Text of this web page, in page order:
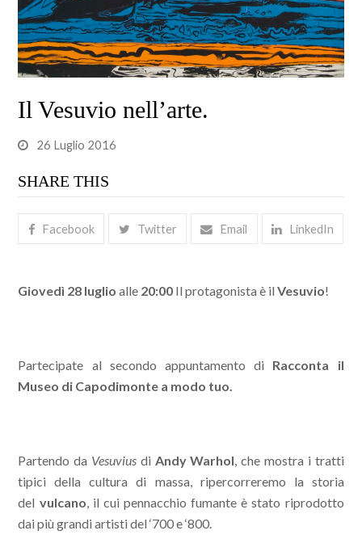
Il Vesuvio nell’arte.
26 Luglio 2016
SHARE THIS
Facebook Twitter Email LinkedIn
Giovedì 28 luglio alle 20:00 Il protagonista è ilVesuvio!
Partecipate al secondo appuntamento di Racconta il
Museo di Capodimonte a modo tuo.
Partendo da Vesuvius di Andy Warhol , che mostra i tratti
tipici della cultura di massa, ripercorreremo la storia
del vulcano , il cui pennacchio fumante è stato riprodotto
dai più grandi artisti del ‘700 e ‘800.